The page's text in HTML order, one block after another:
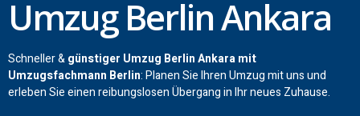
Umzug Berlin Ankara
Schneller &günstiger Umzug Berlin Ankara mit
Umzugsfachmann Berlin: Planen Sie Ihren Umzug mit uns und
erleben Sie einen reibungslosen Übergang in Ihr neues Zuhause.